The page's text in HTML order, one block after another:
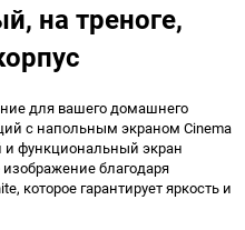
на треноге,
для вашего домашнего
с напольным экраном Cinema
и функциональный экран
благодаря
которое гарантирует яркость и